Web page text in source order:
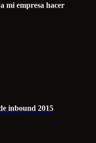
mi empresa hacer
inbound 2015